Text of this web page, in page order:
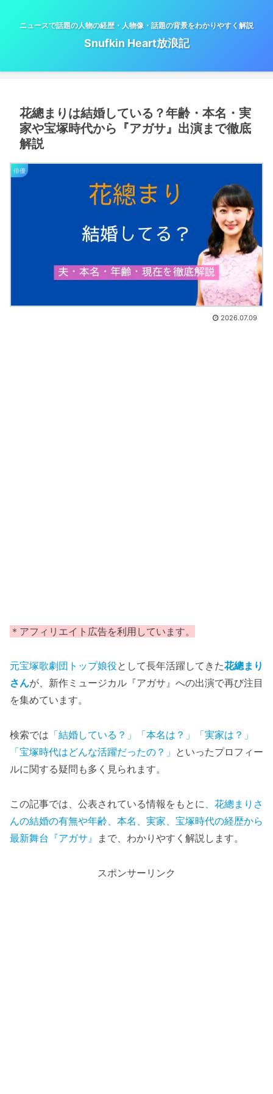
ニュースで話題の人物の経歴・人物像・話題の背景をわかりやすく解説
Snufkin Heart放浪記
花總まりは結婚している？年齢・本名・実
家や宝塚時代から『アガサ』出演まで徹底
解説
俳優
2026.07.09
＊アフィリエイト広告を利用しています。
元宝塚歌劇団トップ娘役として長年活躍してきた花總まり
さんが、新作ミュージカル『アガサ』への出演で再び注目
を集めています。
検索では 「結婚している？」「本名は？」「実家は？」
「宝塚時代はどんな活躍だったの？」 といったプロフィー
ルに関する疑問も多く見られます。
この記事では、公表されている情報をもとに 、花總まりさ
んの結婚の有無や年齢、本名、実家、宝塚時代の経歴から
最新舞台『アガサ』 まで、わかりやすく解説します。
スポンサーリンク